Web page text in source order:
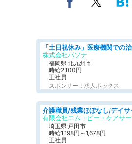
株式会社パソナ
福岡県 北九州市
時給2,100円
正社員
スポンサー：求人ボックス
埼玉県 戸田市
時給1,198円～1,678円
正社員